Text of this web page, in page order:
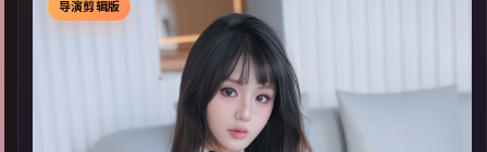
▶
导演剪辑版